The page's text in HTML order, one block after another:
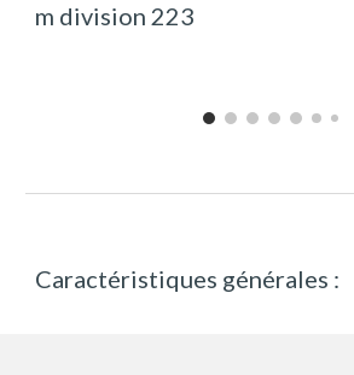
m division 223
Caractéristiques générales :